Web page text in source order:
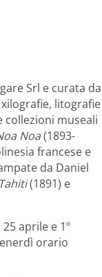
Srl e curata da
litografie
collezioni museali
Noa(1893-
francese e
da Daniel
(1891) e
aprile e 1º
orario